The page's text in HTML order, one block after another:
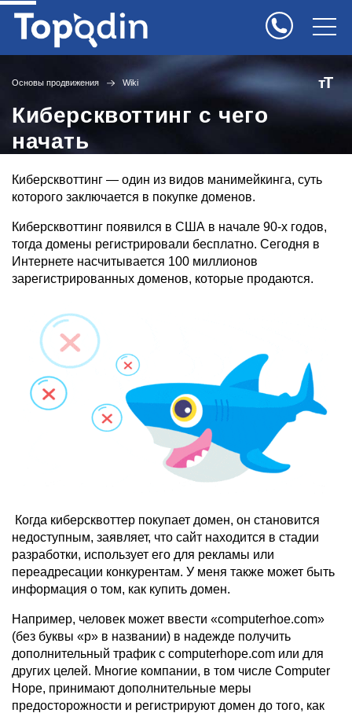
тТ
Основы продвижения Wiki
Киберсквоттинг с чего
начать
Киберсквоттинг — один из видов манимейкинга, суть
которого заключается в покупке доменов.
Киберсквоттинг появился в США в начале 90-х годов,
тогда домены регистрировали бесплатно. Сегодня в
Интернете насчитывается 100 миллионов
зарегистрированных доменов, которые продаются.
Когда киберсквоттер покупает домен, он становится
недоступным, заявляет, что сайт находится в стадии
разработки, использует его для рекламы или
переадресации конкурентам. У меня также может быть
информация о том, как купить домен.
Например, человек может ввести «computerhoe.com»
(без буквы «p» в названии) в надежде получить
дополнительный трафик с computerhope.com или для
других целей. Многие компании, в том числе Computer
Hope, принимают дополнительные меры
предосторожности и регистрируют домен до того, как